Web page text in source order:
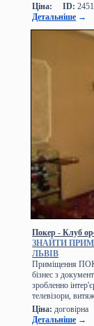
Ціна:
ID: 2451
Детальніше →
Покер - Клуб
ЗНАЙТИ
ЛЬВІВ
Приміщення
бізнес з
зробленно
телевізори,
Ціна: договірна
Детальніше →